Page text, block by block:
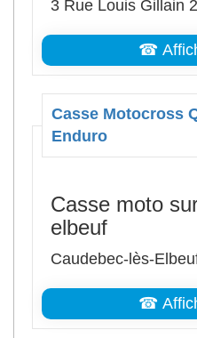
3 Rue Louis Gillain
☎
Casse Motocross
Enduro
Casse moto
elbeuf
Caudebec-lès-
☎